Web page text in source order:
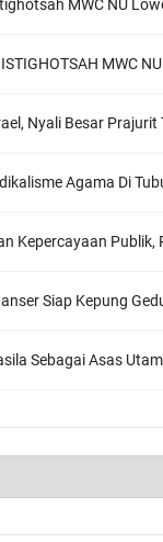
Menguatkan Doa, Menjalin
LOWOKWARU Menyambut Muktamar NU ke-35,
Nyali Besar Prajurit TNI
Agama Di
Publik, Ratusan Guru Ngaji Kota Malang
Siap Kepung Gedung
Asas Utama